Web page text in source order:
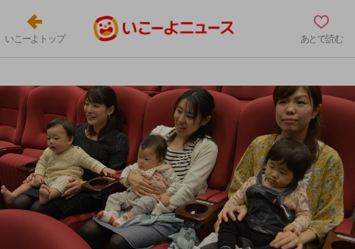
いこーよトップ あとで読む